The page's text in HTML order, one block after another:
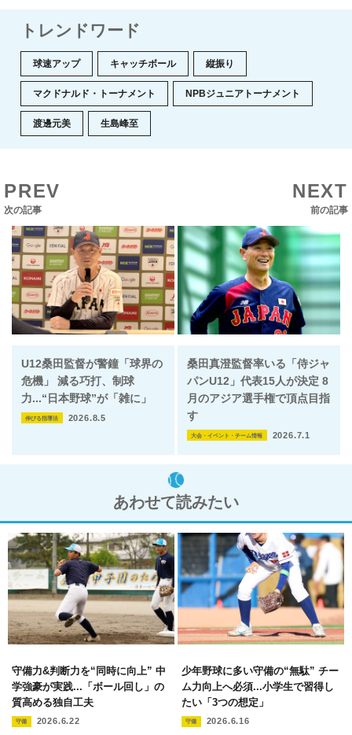
トレンドワード
球速アップ キャッチボール 縦振り
マクドナルド・トーナメント NPBジュニアトーナメント
渡邊元美 生島峰至
PREV
次の記事
NEXT
前の記事
U12桑田監督が警鐘「球界の
危機」 減る巧打、制球
力...“日本野球”が「雑に」
伸びる指導法 2026.8.5
桑田真澄監督率いる「侍ジャ
パンU12」代表15人が決定 8
月のアジア選手権で頂点目指
す
大会・イベント・チーム情報 2026.7.1
あわせて読みたい
守備力&判断力を“同時に向上” 中
学強豪が実践...「ボール回し」の
質高める独自工夫
守備 2026.6.22
少年野球に多い守備の“無駄” チー
ム力向上へ必須...小学生で習得し
たい「3つの想定」
守備 2026.6.16